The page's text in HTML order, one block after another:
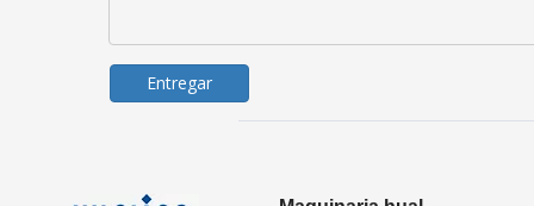
Entregar